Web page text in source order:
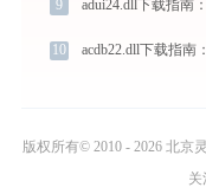
9 adui24.dll下载指南
10
版权所有© 2010 - 2026 北京
关